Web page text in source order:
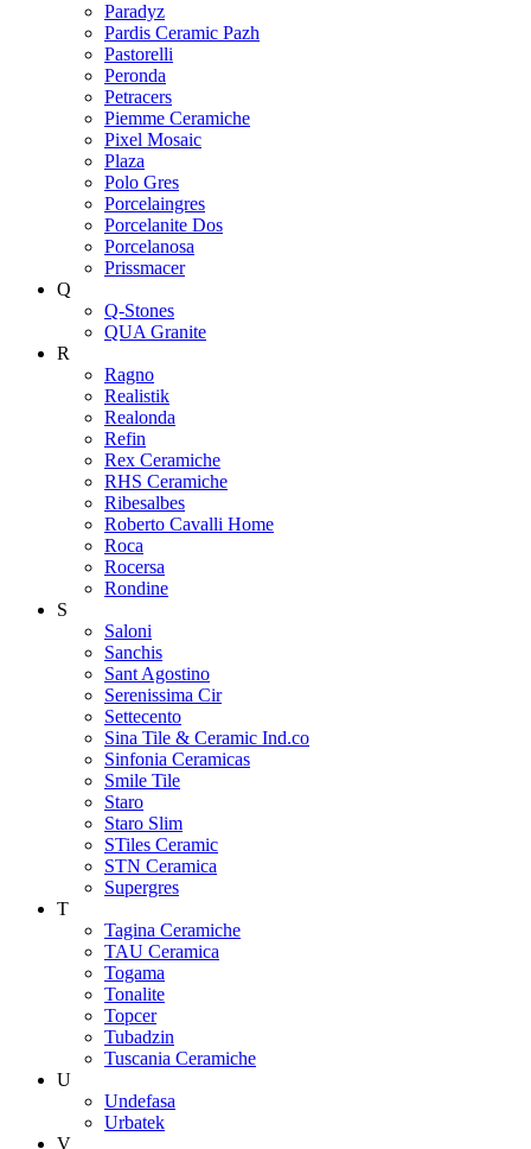
Paradyz
Pardis Ceramic Pazh
Pastorelli
Peronda
Petracers
Piemme Ceramiche
Pixel Mosaic
Plaza
Polo Gres
Porcelaingres
Porcelanite Dos
Porcelanosa
Prissmacer
Q
Q-Stones
QUA Granite
R
Ragno
Realistik
Realonda
Refin
Rex Ceramiche
RHS Ceramiche
Ribesalbes
Roberto Cavalli Home
Roca
Rocersa
Rondine
S
Saloni
Sanchis
Sant Agostino
Serenissima Cir
Settecento
Sina Tile & Ceramic Ind.co
Sinfonia Ceramicas
Smile Tile
Staro
Staro Slim
STiles Ceramic
STN Ceramica
Supergres
T
Tagina Ceramiche
TAU Ceramica
Togama
Tonalite
Topcer
Tubadzin
Tuscania Ceramiche
U
Undefasa
Urbatek
V